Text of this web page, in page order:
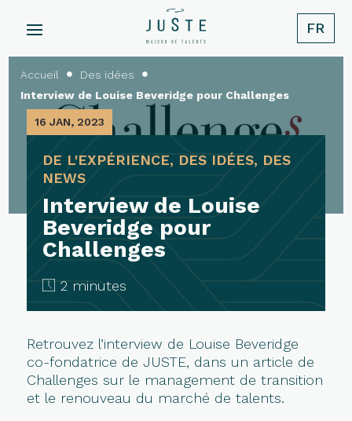
FR
Accueil  Des idées 
Interview de Louise Beveridge pour Challenges
16 JAN, 2023
DE L'EXPÉRIENCE, DES IDÉES, DES
NEWS
Interview de Louise
Beveridge pour
Challenges
2 minutes
Retrouvez l’interview de Louise Beveridge
co-fondatrice de JUSTE, dans un article de
Challenges sur le management de transition
et le renouveau du marché de talents.